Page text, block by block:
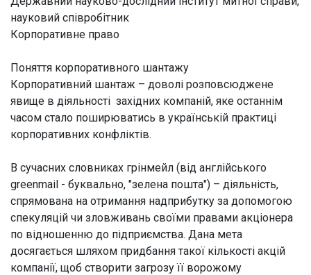
науковий співробітник
Корпоративне право
Поняття корпоративного шантажу
Корпоративний шантаж – доволі розповсюджене
явище в діяльності західних компаній, яке останнім
часом стало поширюватись в українській практиці
корпоративних конфліктів.
В сучасних словниках грінмейл (від англійського
greenmail - буквально, "зелена пошта") – діяльність,
спрямована на отримання надприбутку за допомогою
спекуляцій чи зловживань своїми правами акціонера
по відношенню до підприємства. Дана мета
досягається шляхом придбання такої кількості акцій
компанії, щоб створити загрозу її ворожому